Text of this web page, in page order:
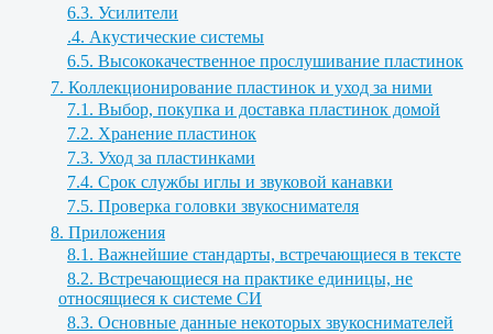
6.3. Усилители
.4. Акустические системы
6.5. Высококачественное прослушивание пластинок
7. Коллекционирование пластинок и уход за ними
7.1. Выбор, покупка и доставка пластинок домой
7.2. Хранение пластинок
7.3. Уход за пластинками
7.4. Срок службы иглы и звуковой канавки
7.5. Проверка головки звукоснимателя
8. Приложения
8.1. Важнейшие стандарты, встречающиеся в тексте
8.2. Встречающиеся на практике единицы, не
относящиеся к системе СИ
8.3. Основные данные некоторых звукоснимателей